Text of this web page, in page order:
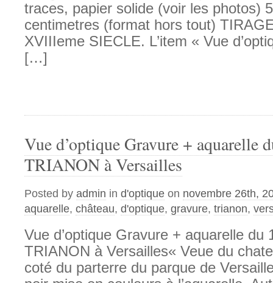
traces, papier solide (voir les photos)
centimetres (format hors tout)
XVIIIeme SIECLE. L’item « Vue
[…]
Vue d’optique Gravure + aquarelle
TRIANON à Versailles
Posted by admin in d'optique on novembre 26th,
aquarelle, château, d'optique, gravure, trianon,
Vue d’optique Gravure + aquarelle du
TRIANON à Versailles« Veue du
coté du parterre du parque de